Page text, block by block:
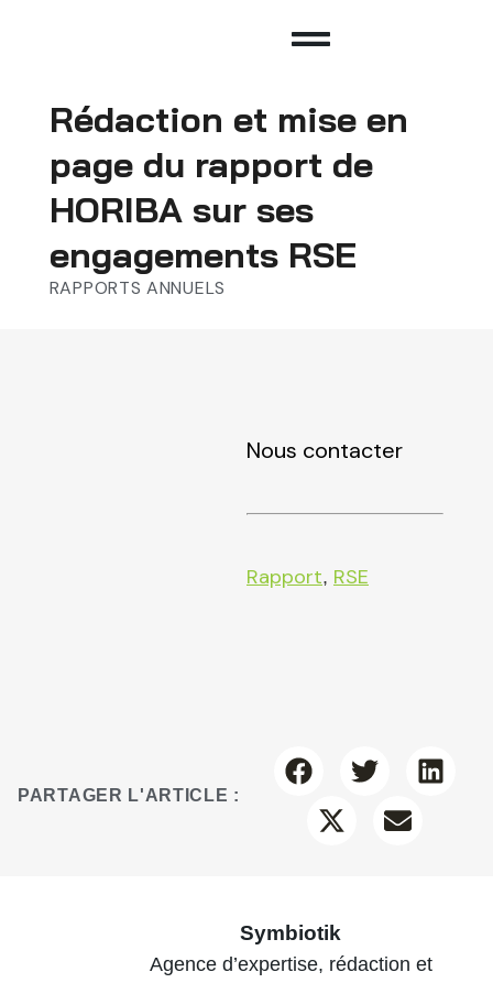
Rédaction et mise en
page du rapport de
HORIBA sur ses
engagements RSE
RAPPORTS ANNUELS
Nous contacter
Rapport, RSE
PARTAGER L'ARTICLE :
Symbiotik
Agence d’expertise, rédaction et